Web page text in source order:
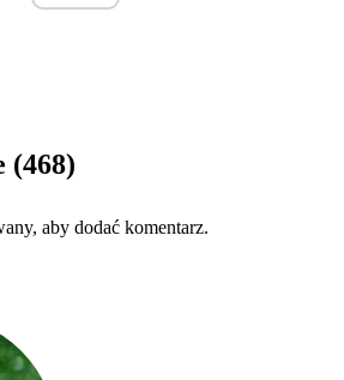
(468)
aby dodać komentarz.